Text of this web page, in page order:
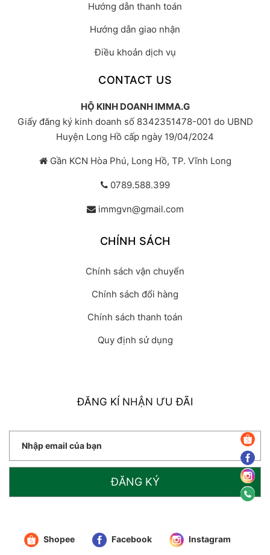
Hướng dẫn thanh toán
Hướng dẫn giao nhận
Điều khoản dịch vụ
CONTACT US
HỘ KINH DOANH IMMA.G
Giấy đăng ký kinh doanh số 8342351478-001 do UBND
Huyện Long Hồ cấp ngày 19/04/2024
Gần KCN Hòa Phú, Long Hồ, TP. Vĩnh Long
0789.588.399
immgvn@gmail.com
CHÍNH SÁCH
Chính sách vận chuyển
Chính sách đổi hàng
Chính sách thanh toán
Quy định sử dụng
ĐĂNG KÍ NHẬN ƯU ĐÃI
ĐĂNG KÝ
Shopee Facebook Instagram